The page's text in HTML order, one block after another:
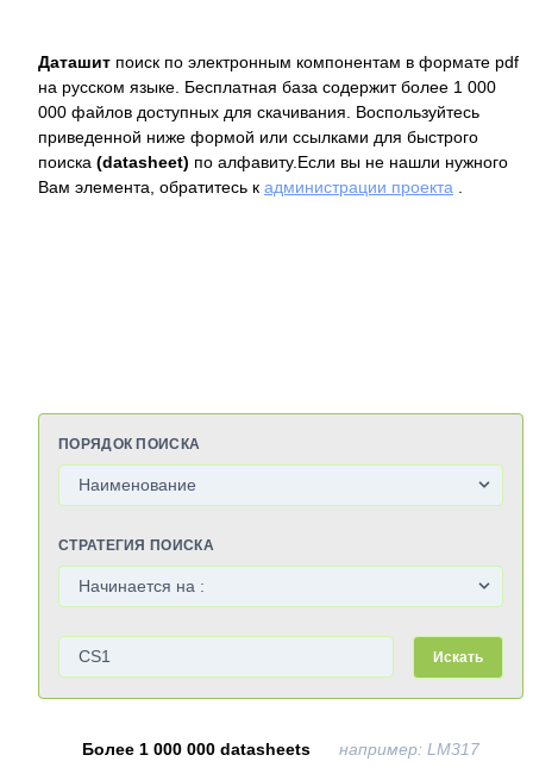
Даташит поиск по электронным компонентам в формате pdf
на русском языке. Бесплатная база содержит более 1 000
000 файлов доступных для скачивания. Воспользуйтесь
приведенной ниже формой или ссылками для быстрого
поиска (datasheet) по алфавиту.Если вы не нашли нужного
Вам элемента, обратитесь к администрации проекта
ПОРЯДОК ПОИСКА
СТРАТЕГИЯ ПОИСКА
Искать
Более 1 000 000 datasheets например: LM317